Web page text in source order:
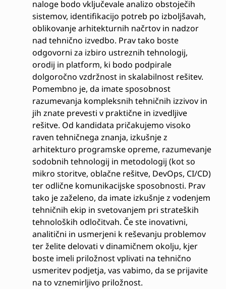
naloge bodo vključevale analizo obstoječih
sistemov, identifikacijo potreb po izboljšavah,
oblikovanje arhitekturnih načrtov in nadzor
nad tehnično izvedbo. Prav tako boste
odgovorni za izbiro ustreznih tehnologij,
orodij in platform, ki bodo podpirale
dolgoročno vzdržnost in skalabilnost rešitev.
Pomembno je, da imate sposobnost
razumevanja kompleksnih tehničnih izzivov in
jih znate prevesti v praktične in izvedljive
rešitve. Od kandidata pričakujemo visoko
raven tehničnega znanja, izkušnje z
arhitekturo programske opreme, razumevanje
sodobnih tehnologij in metodologij (kot so
mikro storitve, oblačne rešitve, DevOps, CI/CD)
ter odlične komunikacijske sposobnosti. Prav
tako je zaželeno, da imate izkušnje z vodenjem
tehničnih ekip in svetovanjem pri strateških
tehnoloških odločitvah. Če ste inovativni,
analitični in usmerjeni k reševanju problemov
ter želite delovati v dinamičnem okolju, kjer
boste imeli priložnost vplivati na tehnično
usmeritev podjetja, vas vabimo, da se prijavite
na to vznemirljivo priložnost.